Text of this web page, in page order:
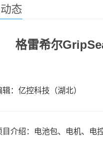
态
格雷希尔
亿控科技（湖北）
目介绍：电池包、电机、电